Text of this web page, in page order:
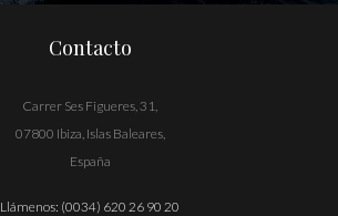
Contacto
Carrer Ses Figueres, 31,
07800 Ibiza, Islas Baleares,
España
Llámenos: (0034) 620 26 90 20